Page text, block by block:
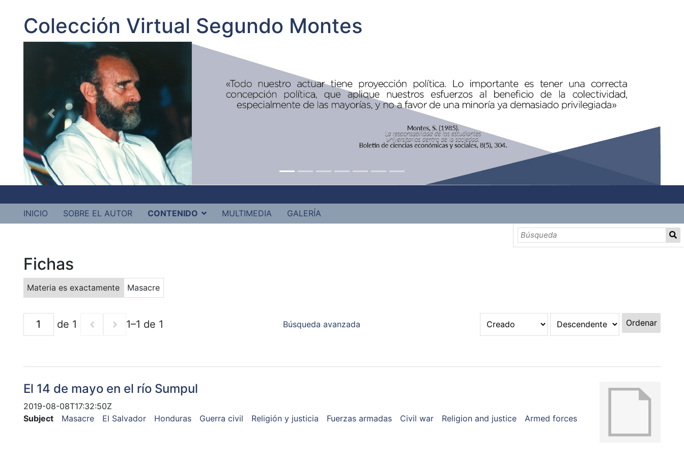
Colección Virtual Segundo Montes
INICIO SOBRE EL AUTOR CONTENIDO MULTIMEDIA GALERÍA
Fichas
Materia es exactamente Masacre
de 1 1–1 de 1 Búsqueda avanzada Ordenar
El 14 de mayo en el río Sumpul
2019-08-08T17:32:50Z
Subject
Masacre El Salvador Honduras Guerra civil Religión y justicia Fuerzas armadas Civil war Religion and justice Armed forces